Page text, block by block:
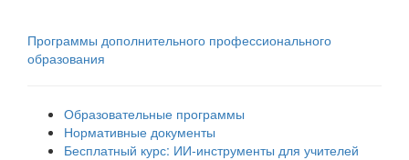
Программы дополнительного профессионального
образования
Образовательные программы
Нормативные документы
Бесплатный курс: ИИ‑инструменты для учителей